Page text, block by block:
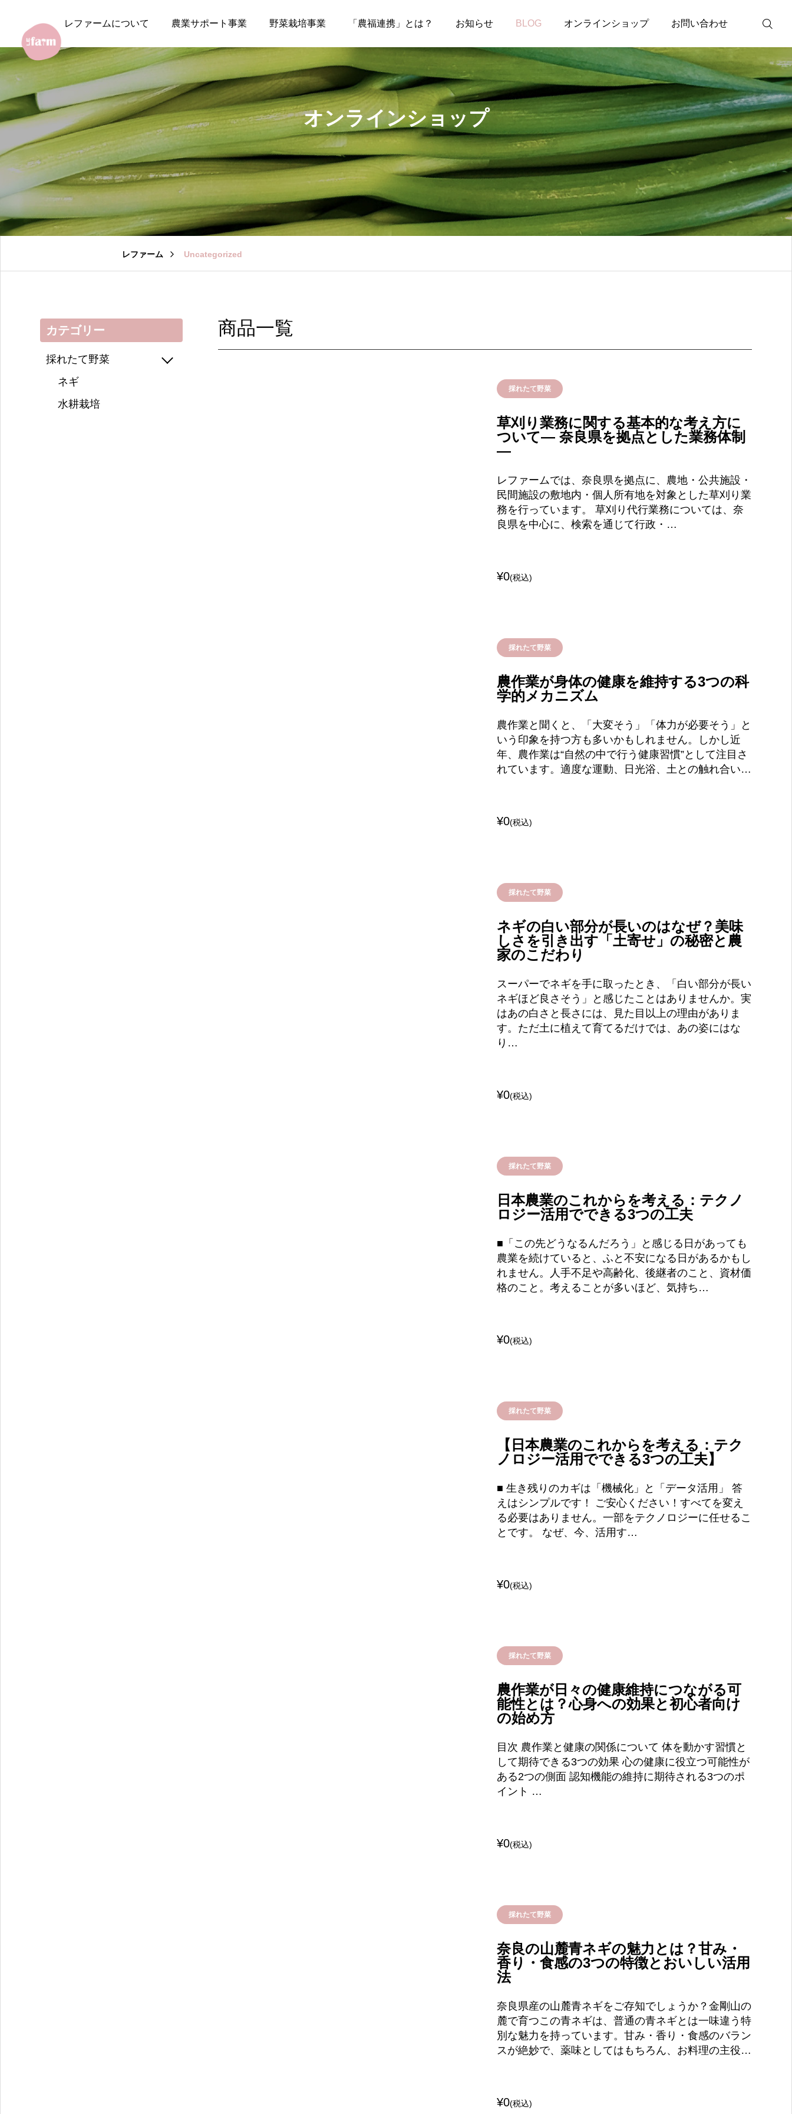
レファームについて 農業サポート事業 野菜栽培事業 「農福連携」とは？ お知らせ BLOG オンラインショップ お問い合わせ
農業サポート
詳しく見る
ログイン
マイページ
カート
オンラインショップ
レファーム Uncategorized
商品一覧
採れたて野菜
草刈り業務に関する基本的な考え方に
ついて― 奈良県を拠点とした業務体制
―
レファームでは、奈良県を拠点に、農地・公共施設・
民間施設の敷地内・個人所有地を対象とした草刈り業
務を行っています。 草刈り代行業務については、奈
良県を中心に、検索を通じて行政・…
¥0(税込)
採れたて野菜
農作業が身体の健康を維持する3つの科
学的メカニズム
農作業と聞くと、「大変そう」「体力が必要そう」と
いう印象を持つ方も多いかもしれません。しかし近
年、農作業は“自然の中で行う健康習慣”として注目さ
れています。適度な運動、日光浴、土との触れ合い…
¥0(税込)
採れたて野菜
ネギの白い部分が長いのはなぜ？美味
しさを引き出す「土寄せ」の秘密と農
家のこだわり
スーパーでネギを手に取ったとき、「白い部分が長い
ネギほど良さそう」と感じたことはありませんか。実
はあの白さと長さには、見た目以上の理由がありま
す。ただ土に植えて育てるだけでは、あの姿にはな
り…
¥0(税込)
採れたて野菜
日本農業のこれからを考える：テクノ
ロジー活用でできる3つの工夫
■「この先どうなるんだろう」と感じる日があっても
農業を続けていると、ふと不安になる日があるかもし
れません。人手不足や高齢化、後継者のこと、資材価
格のこと。考えることが多いほど、気持ち…
¥0(税込)
採れたて野菜
【日本農業のこれからを考える：テク
ノロジー活用でできる3つの工夫】
■ 生き残りのカギは「機械化」と「データ活用」 答
えはシンプルです！ ご安心ください！すべてを変え
る必要はありません。一部をテクノロジーに任せるこ
とです。 なぜ、今、活用す…
¥0(税込)
採れたて野菜
農作業が日々の健康維持につながる可
能性とは？心身への効果と初心者向け
の始め方
目次 農作業と健康の関係について 体を動かす習慣と
して期待できる3つの効果 心の健康に役立つ可能性が
ある2つの側面 認知機能の維持に期待される3つのポ
イント …
¥0(税込)
採れたて野菜
奈良の山麓青ネギの魅力とは？甘み・
香り・食感の3つの特徴とおいしい活用
法
奈良県産の山麓青ネギをご存知でしょうか？金剛山の
麓で育つこの青ネギは、普通の青ネギとは一味違う特
別な魅力を持っています。甘み・香り・食感のバラン
スが絶妙で、薬味としてはもちろん、お料理の主役…
¥0(税込)
カテゴリー
採れたて野菜
ネギ
水耕栽培